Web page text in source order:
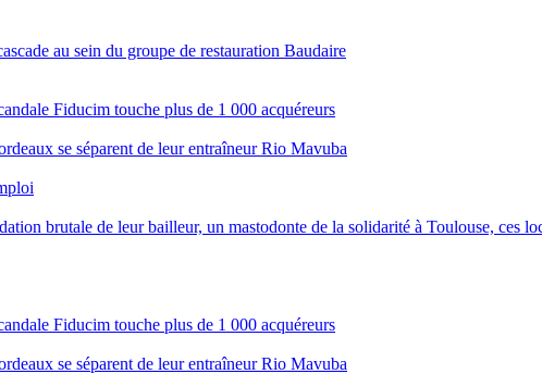
au sein du groupe de restauration Baudaire
Fiducim touche plus de 1 000 acquéreurs
se séparent de leur entraîneur Rio Mavuba
brutale de leur bailleur, un mastodonte de la solidarité à Toulouse, ces
Fiducim touche plus de 1 000 acquéreurs
se séparent de leur entraîneur Rio Mavuba